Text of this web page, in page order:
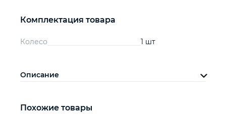
Комплектация товара
Колесо 1 шт
Описание
Похожие товары